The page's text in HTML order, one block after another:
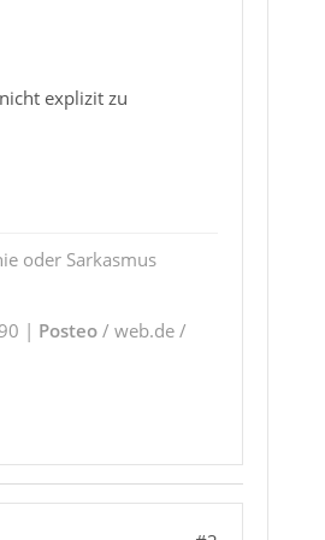
explizit zu
oder Sarkasmus
| Posteo/ web.de /